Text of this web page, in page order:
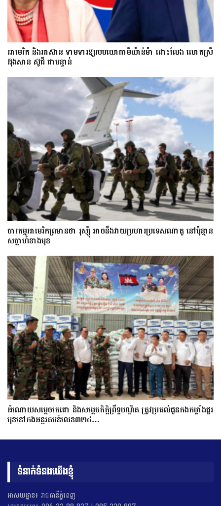
អាមេរិក និងអាស៊ាន ទាមទារឱ្យ​របបយោធាមីយ៉ាន់ម៉ា​ ដោះ​លែង​ លោកស្រី
អ៊ុងសាន ស៊ូជី ជា​បន្ទាន់
ចារកម្ម​អាមេរិក​ព្រមាន​ថា​ រុស្ស៊ី​ អាចនឹងវាយប្រហារប្រទេស​​ណា​តូ ​នៅ​ប៉ុន្មាន​
សប្តាហ៍​​ខាង​មុខ​​
អំណោយសម្តេចតេជោ និងសម្តេចកិត្តិព្រឹទ្ធបណ្ឌិត ត្រូវប្រគល់ជូនកងកម្លាំងជួរ
មុខនៅកងអន្តរគមន៍លេខ៣២៤…
ទំនាក់ទំនងយើងខ្ញុំ
អាសយដ្ឋាន៖ រាជធានីភ្នំពេញ